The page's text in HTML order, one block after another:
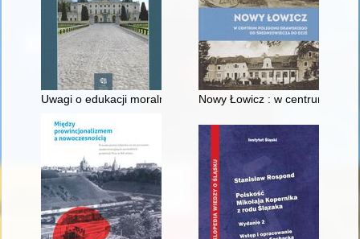
Uwagi o edukacji moralnej synów szlacheckich w XVI-
Nowy Łowicz : w centrum